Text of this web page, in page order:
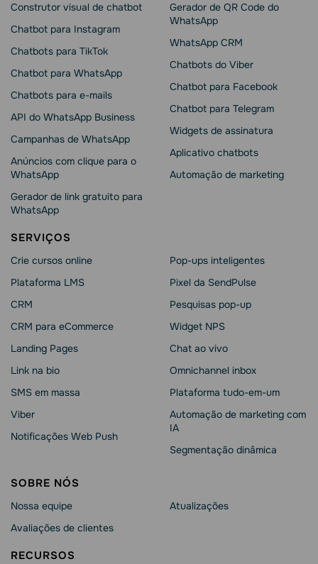
Construtor visual de chatbot
Chatbot para Instagram
Chatbots para TikTok
Chatbot para WhatsApp
Chatbots para e-mails
API do WhatsApp Business
Campanhas de WhatsApp
Anúncios com clique para o
WhatsApp
Gerador de link gratuito para
WhatsApp
Gerador de QR Code do
WhatsApp
WhatsApp CRM
Chatbots do Viber
Chatbot para Facebook
Chatbot para Telegram
Widgets de assinatura
Aplicativo chatbots
Automação de marketing
SERVIÇOS
Crie cursos online
Plataforma LMS
CRM
CRM para eCommerce
Landing Pages
Link na bio
SMS em massa
Viber
Notificações Web Push
Pop-ups inteligentes
Pixel da SendPulse
Pesquisas pop-up
Widget NPS
Chat ao vivo
Omnichannel inbox
Plataforma tudo-em-um
Automação de marketing com
IA
Segmentação dinâmica
SOBRE NÓS
Nossa equipe
Avaliações de clientes
Atualizações
RECURSOS